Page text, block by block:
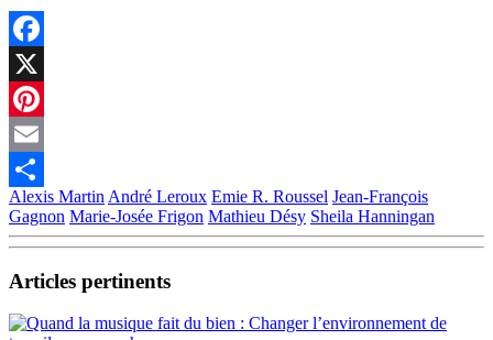
Facebook
X
Pinterest
Email
Partager
Alexis Martin André Leroux Emie R. Roussel Jean-François
Gagnon Marie-Josée Frigon Mathieu Désy Sheila Hanningan
Articles pertinents